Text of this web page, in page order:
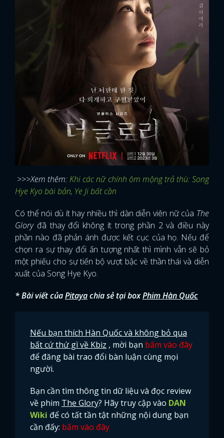
>>>Xem thêm:Khi các nữ chính ôm mộng trả thù: Song
Hye Kyo bài bản, Ye Ji bất cần
Có thể nói dù ít hay nhiều thì dàn diễn viên nữ của The
Gloryđã thay đổi không ít trong phần 2 và điều này
phần nào đã phản ánh được kết cục của họ. Nếu để
chọn ra sự thay đổi ấn tượng nhất thì mình vẫn sẽ bỏ
một phiếu cho sự tiến bộ vượt bậc về thần thái và diễn
xuất của Song Hye Kyo.
* Bài viết củaPitayachia sẻ tại boxPhim Hàn Quốc
Nếu bạn thích Hàn Quốc và không bỏ qua
bất cứ thứ gì về Kbiz , mời bạn bấm vào đây
để đăng bài trao đổi bàn luận cùng mọi
người.
Bạn cần tìm thông tin dữ liệu và đọc review
về phim The Glory? Hãy truy cập vào DAN
Wiki để có tất tần tật những nội dung bạn
cần đấy: bấm vào đây